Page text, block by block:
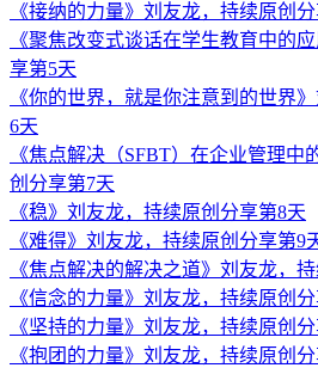
《接纳的力量》刘友龙，持续原创
《聚焦改变式谈话在学生教育中的
享第5天
《你的世界，就是你注意到的世界
6天
《焦点解决（SFBT）在企业管理中
创分享第7天
《稳》刘友龙，持续原创分享第8天
《难得》刘友龙，持续原创分享第9
《焦点解决的解决之道》刘友龙，
《信念的力量》刘友龙，持续原创
《坚持的力量》刘友龙，持续原创
《抱团的力量》刘友龙，持续原创